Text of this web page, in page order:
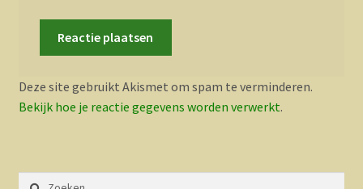
Deze site gebruikt Akismet om spam te verminderen.
Bekijk hoe je reactie gegevens worden verwerkt.
Zoeken